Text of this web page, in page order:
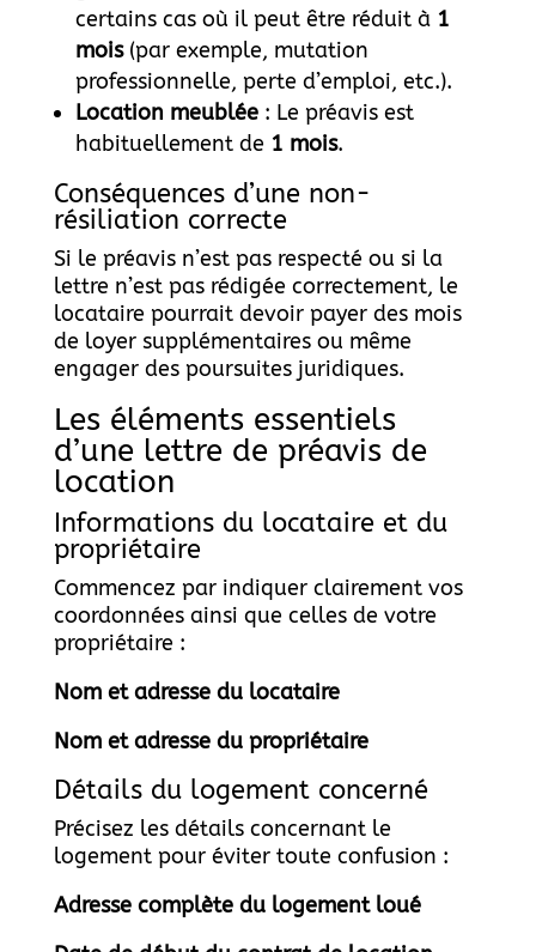
certains cas où il peut être réduit à 1
mois(par exemple, mutation
professionnelle, perte d’emploi, etc.).
Location meublée: Le préavis est
habituellement de 1 mois.
Conséquences d’une non-
résiliation correcte
Si le préavis n’est pas respecté ou si la
lettre n’est pas rédigée correctement, le
locataire pourrait devoir payer des mois
de loyer supplémentaires ou même
engager des poursuites juridiques.
Les éléments essentiels
d’une lettre de préavis de
location
Informations du locataire et du
propriétaire
Commencez par indiquer clairement vos
coordonnées ainsi que celles de votre
propriétaire :
Nom et adresse du locataire
Nom et adresse du propriétaire
Détails du logement concerné
Précisez les détails concernant le
logement pour éviter toute confusion :
Adresse complète du logement loué